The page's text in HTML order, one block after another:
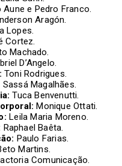
e Pedro Franco.
Aragón.
Lopes.
Cortez.
Machado.
D’Angelo.
Toni Rodrigues.
Sassá Magalhães.
Tuca Benvenutti.
Monique Ottati.
Leila Maria Moreno.
Raphael Baêta.
Paulo Farias.
Martins.
Comunicação.